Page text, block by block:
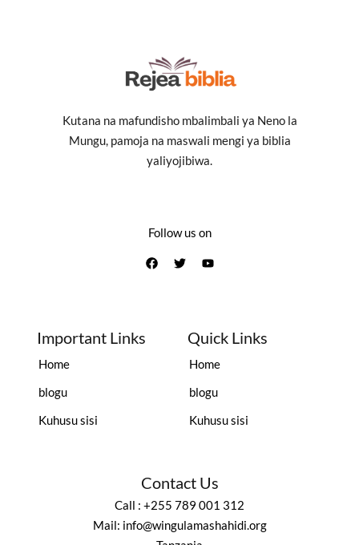
Kutana na mafundisho mbalimbali ya Neno la
Mungu, pamoja na maswali mengi ya biblia
yaliyojibiwa.
Follow us on
Important Links
Home
blogu
Kuhusu sisi
Quick Links
Home
blogu
Kuhusu sisi
Contact Us
Call : +255 789 001 312
Mail: info@wingulamashahidi.org